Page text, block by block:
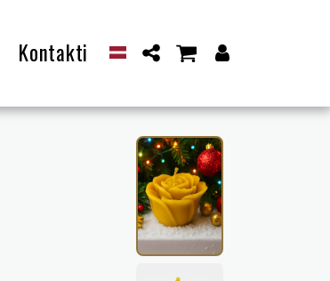
Kontakti